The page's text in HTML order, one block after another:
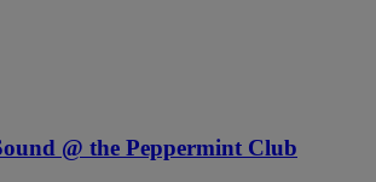
@ the Peppermint Club